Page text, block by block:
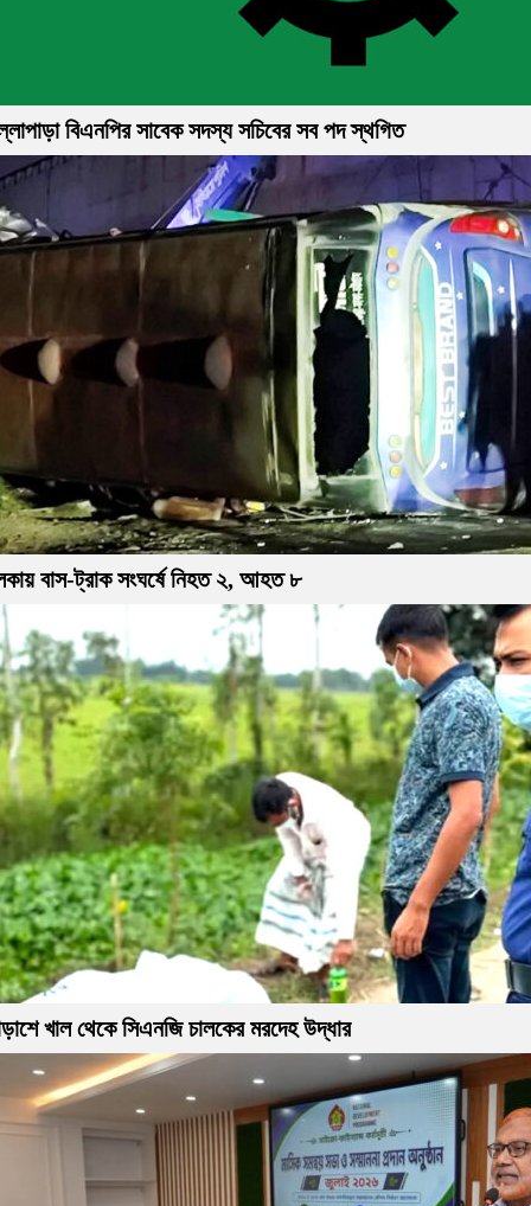
বিএনপির সাবেক সদস্য সচিবের সব পদ স্থগিত
বাস-ট্রাক সংঘর্ষে নিহত ২, আহত ৮
খাল থেকে সিএনজি চালকের মরদেহ উদ্ধার